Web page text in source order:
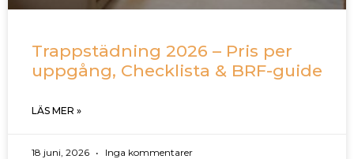
Trappstädning 2026 – Pris per
uppgång, Checklista & BRF-guide
LÄS MER »
18 juni, 2026 Inga kommentarer